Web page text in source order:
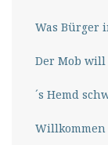
Was Bürger
Der Mob
´s Hemd
Willkommen